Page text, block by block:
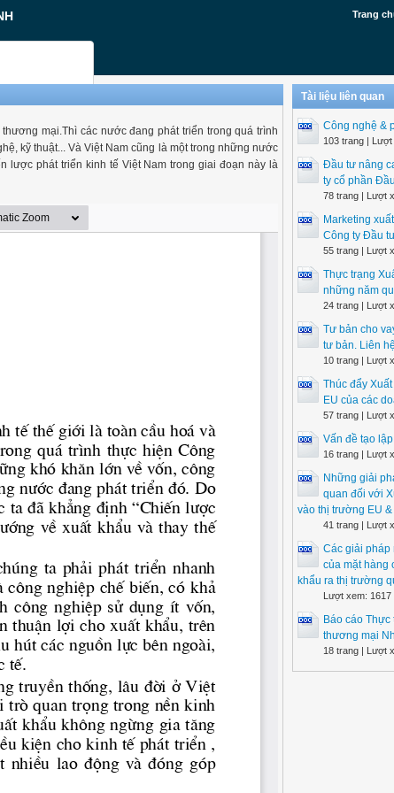
Trang
mại.Thì các nước đang phát triển trong quá trình
kỹ thuật... Và Việt Nam cũng là một trong những nước
lược phát triển kinh tế Việt Nam trong giai đoạn này là
Tài liệu liên quan
Công nghệ &
103 trang |
Đầu tư nâng
ty cổ phần
78 trang | Lượt
Marketing
Công ty Đầu
55 trang | Lượt
Thực trạng
những năm
24 trang | Lượt
Tư bản cho
tư bản. Liên
10 trang | Lượt
Thúc đẩy
EU của các
57 trang | Lượt
Vấn đề tạo
16 trang | Lượt
Những giải
quan đối với
vào thị trường EU &
41 trang | Lượt
Các giải pháp
của mặt hàng
khẩu ra thị trường
Lượt xem:
Báo cáo
thương mại
18 trang | Lượt